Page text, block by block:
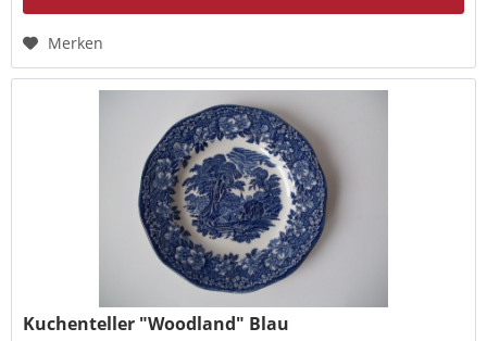
Merken
Kuchenteller "Woodland" Blau